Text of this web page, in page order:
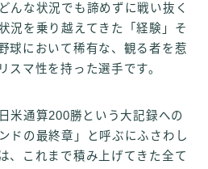
んな状況でも諦めずに戦い抜く
況を乗り越えてきた「経験」そ
球において稀有な、観る者を惹
スマ性を持った選手です。
米通算200勝という大記録への
ドの最終章」と呼ぶにふさわし
、これまで積み上げてきた全て